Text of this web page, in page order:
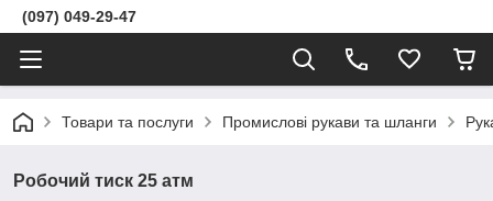
(097) 049-29-47
Товари та послуги Промислові рукави та шланги
Робочий тиск 25 атм